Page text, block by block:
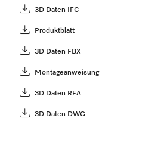
3D Daten IFC
Produktblatt
3D Daten FBX
Montageanweisung
3D Daten RFA
3D Daten DWG